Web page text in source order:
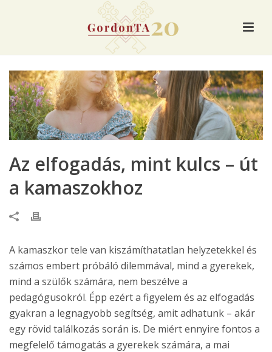
Az elfogadás, mint kulcs – út
a kamaszokhoz
A kamaszkor tele van kiszámíthatatlan helyzetekkel és
számos embert próbáló dilemmával, mind a gyerekek,
mind a szülők számára, nem beszélve a
pedagógusokról. Épp ezért a figyelem és az elfogadás
gyakran a legnagyobb segítség, amit adhatunk – akár
egy rövid találkozás során is. De miért ennyire fontos a
megfelelő támogatás a gyerekek számára, a mai